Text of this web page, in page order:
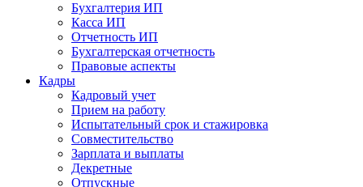
Бухгалтерия ИП
Касса ИП
Отчетность ИП
Бухгалтерская отчетность
Правовые аспекты
Кадры
Кадровый учет
Прием на работу
Испытательный срок и стажировка
Совместительство
Зарплата и выплаты
Декретные
Отпускные